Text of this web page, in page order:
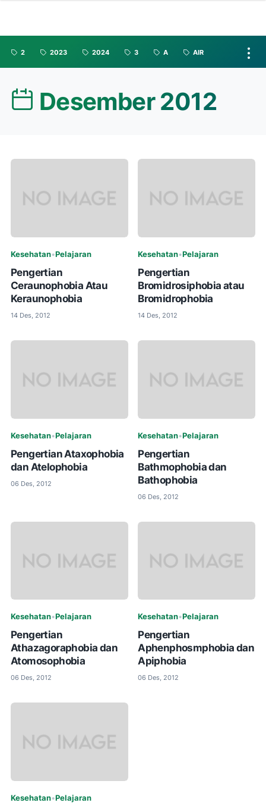
2 2023 2024 3 A AIR
Desember 2012
Kesehatan•Pelajaran
Pengertian
Ceraunophobia Atau
Keraunophobia
14 Des, 2012
Kesehatan•Pelajaran
Pengertian
Bromidrosiphobia atau
Bromidrophobia
14 Des, 2012
Kesehatan•Pelajaran
Pengertian Ataxophobia
dan Atelophobia
06 Des, 2012
Kesehatan•Pelajaran
Pengertian
Bathmophobia dan
Bathophobia
06 Des, 2012
Kesehatan•Pelajaran
Pengertian
Athazagoraphobia dan
Atomosophobia
06 Des, 2012
Kesehatan•Pelajaran
Pengertian
Aphenphosmphobia dan
Apiphobia
06 Des, 2012
Kesehatan•Pelajaran